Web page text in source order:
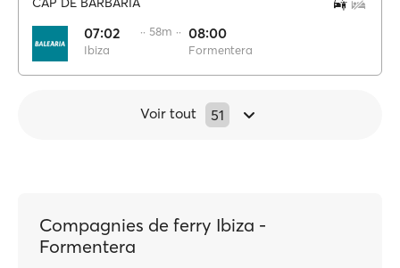
07:02
Ibiza
·· 58m ·· 08:00
Formentera
Voir tout 51
Compagnies de ferry Ibiza -
Formentera